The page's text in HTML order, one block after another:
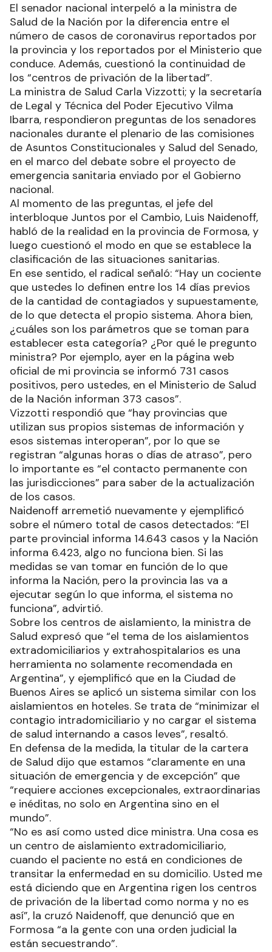
El senador nacional interpeló a la ministra de
Salud de la Nación por la diferencia entre el
número de casos de coronavirus reportados por
la provincia y los reportados por el Ministerio que
conduce. Además, cuestionó la continuidad de
los “centros de privación de la libertad”.
La ministra de Salud Carla Vizzotti; y la secretaría
de Legal y Técnica del Poder Ejecutivo Vilma
Ibarra, respondieron preguntas de los senadores
nacionales durante el plenario de las comisiones
de Asuntos Constitucionales y Salud del Senado,
en el marco del debate sobre el proyecto de
emergencia sanitaria enviado por el Gobierno
nacional.
Al momento de las preguntas, el jefe del
interbloque Juntos por el Cambio, Luis Naidenoff,
habló de la realidad en la provincia de Formosa, y
luego cuestionó el modo en que se establece la
clasificación de las situaciones sanitarias.
En ese sentido, el radical señaló: “Hay un cociente
que ustedes lo definen entre los 14 días previos
de la cantidad de contagiados y supuestamente,
de lo que detecta el propio sistema. Ahora bien,
¿cuáles son los parámetros que se toman para
establecer esta categoría? ¿Por qué le pregunto
ministra? Por ejemplo, ayer en la página web
oficial de mi provincia se informó 731 casos
positivos, pero ustedes, en el Ministerio de Salud
de la Nación informan 373 casos”.
Vizzotti respondió que “hay provincias que
utilizan sus propios sistemas de información y
esos sistemas interoperan”, por lo que se
registran “algunas horas o días de atraso”, pero
lo importante es “el contacto permanente con
las jurisdicciones” para saber de la actualización
de los casos.
Naidenoff arremetió nuevamente y ejemplificó
sobre el número total de casos detectados: “El
parte provincial informa 14.643 casos y la Nación
informa 6.423, algo no funciona bien. Si las
medidas se van tomar en función de lo que
informa la Nación, pero la provincia las va a
ejecutar según lo que informa, el sistema no
funciona”, advirtió.
Sobre los centros de aislamiento, la ministra de
Salud expresó que “el tema de los aislamientos
extradomiciliarios y extrahospitalarios es una
herramienta no solamente recomendada en
Argentina”, y ejemplificó que en la Ciudad de
Buenos Aires se aplicó un sistema similar con los
aislamientos en hoteles. Se trata de “minimizar el
contagio intradomiciliario y no cargar el sistema
de salud internando a casos leves”, resaltó.
En defensa de la medida, la titular de la cartera
de Salud dijo que estamos “claramente en una
situación de emergencia y de excepción” que
“requiere acciones excepcionales, extraordinarias
e inéditas, no solo en Argentina sino en el
mundo”.
“No es así como usted dice ministra. Una cosa es
un centro de aislamiento extradomiciliario,
cuando el paciente no está en condiciones de
transitar la enfermedad en su domicilio. Usted me
está diciendo que en Argentina rigen los centros
de privación de la libertad como norma y no es
así”, la cruzó Naidenoff, que denunció que en
Formosa “a la gente con una orden judicial la
están secuestrando”.